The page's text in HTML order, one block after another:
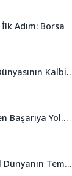
İlk Adım: Borsa
Kalbi
Başarıya Yol
Temel